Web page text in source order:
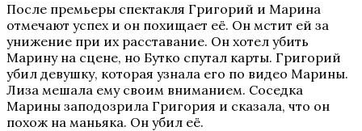
После премьеры спектакля Григорий и Марина
отмечают успех и он похищает её. Он мстит ей за
унижение при их расставание. Он хотел убить
Марину на сцене, но Бутко спутал карты. Григорий
убил девушку, которая узнала его по видео Марины.
Лиза мешала ему своим вниманием. Соседка
Марины заподозрила Григория и сказала, что он
похож на маньяка. Он убил её.